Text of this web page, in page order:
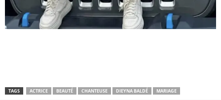
TAGS ACTRICE BEAUTÉ CHANTEUSE DIEYNA BALDÉ MARIAGE